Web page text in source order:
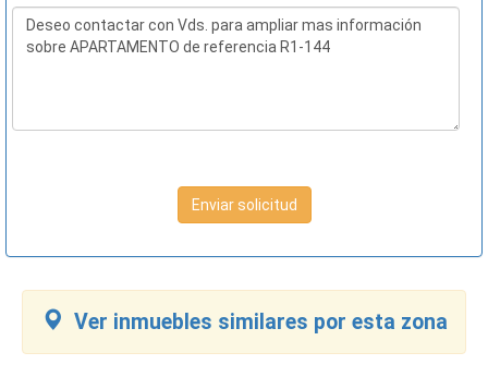
Enviar solicitud
Ver inmuebles similares por esta zona